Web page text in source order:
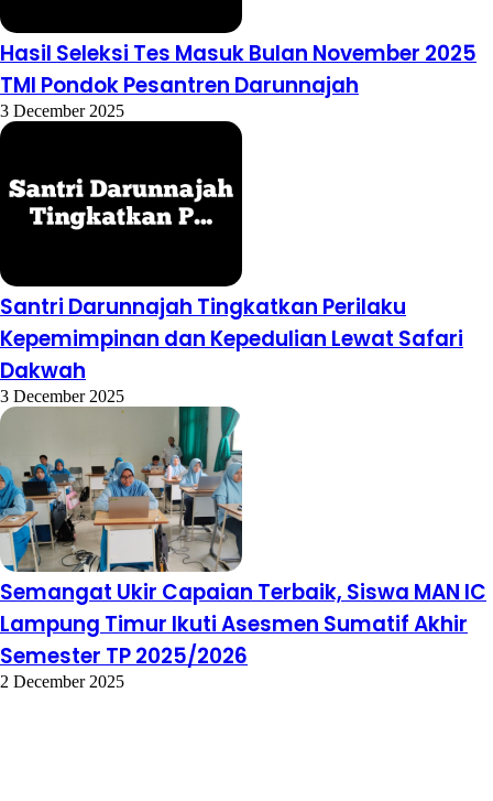
Hasil Seleksi Tes Masuk Bulan November 2025
TMI Pondok Pesantren Darunnajah
3 December 2025
Santri Darunnajah Tingkatkan Perilaku
Kepemimpinan dan Kepedulian Lewat Safari
Dakwah
3 December 2025
Semangat Ukir Capaian Terbaik, Siswa MAN IC
Lampung Timur Ikuti Asesmen Sumatif Akhir
Semester TP 2025/2026
2 December 2025